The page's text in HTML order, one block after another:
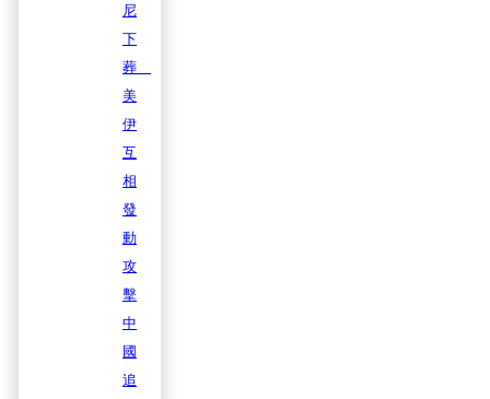
尼
下
葬
美
伊
互
相
發
動
攻
擊
中
國
追